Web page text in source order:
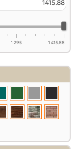
1 295 1 415.88